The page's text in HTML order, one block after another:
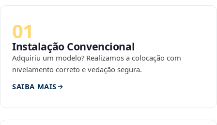
01
Instalação Convencional
Adquiriu um modelo? Realizamos a colocação com
nivelamento correto e vedação segura.
SAIBA MAIS